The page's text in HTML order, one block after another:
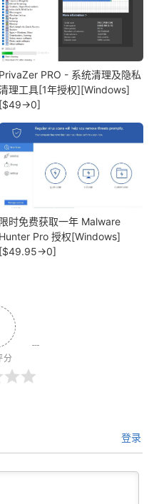
PrivaZer PRO - 系统清理及隐私
理工具[1年授权][Windows]
[$49→0]
限时免费获取一年 Malware
Hunter Pro 授权[Windows]
[$49.95→0]
分
登录